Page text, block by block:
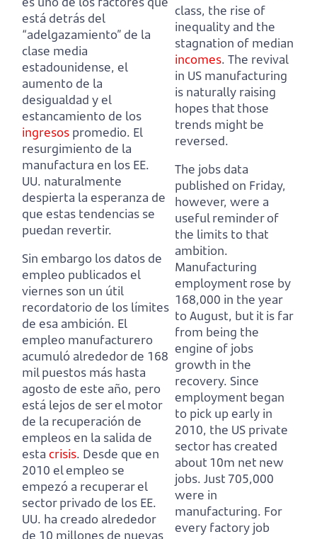
está detrás del
“adelgazamiento” de la
clase media
estadounidense, el
aumento de la
desigualdad y el
estancamiento de los
ingresos promedio. El
resurgimiento de la
manufactura en los EE.
UU. naturalmente
despierta la esperanza de
que estas tendencias se
puedan revertir.
Sin embargo los datos de
empleo publicados el
viernes son un útil
recordatorio de los límites
de esa ambición. El
empleo manufacturero
acumuló alrededor de 168
mil puestos más hasta
agosto de este año, pero
está lejos de ser el motor
de la recuperación de
empleos en la salida de
esta crisis. Desde que en
2010 el empleo se
empezó a recuperar el
sector privado de los EE.
UU. ha creado alrededor
de 10 millones de nuevas
class, the rise of
inequality and the
stagnation of median
incomes. The revival
in US manufacturing
is naturally raising
hopes that those
trends might be
reversed.
The jobs data
published on Friday,
however, were a
useful reminder of
the limits to that
ambition.
Manufacturing
employment rose by
168,000 in the year
to August, but it is far
from being the
engine of jobs
growth in the
recovery. Since
employment began
to pick up early in
2010, the US private
sector has created
about 10m net new
jobs. Just 705,000
were in
manufacturing. For
every factory job